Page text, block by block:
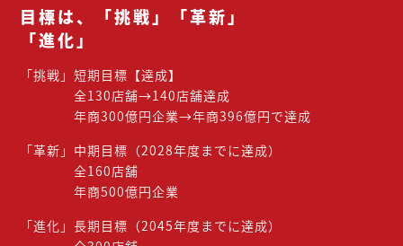
目標は、「挑戦」「革新」
「進化」
「挑戦」短期目標【達成】
全130店舗→140店舗達成
年商300億円企業→年商396億円で達成
「革新」中期目標（2028年度までに達成）
全160店舗
年商500億円企業
「進化」長期目標（2045年度までに達成）